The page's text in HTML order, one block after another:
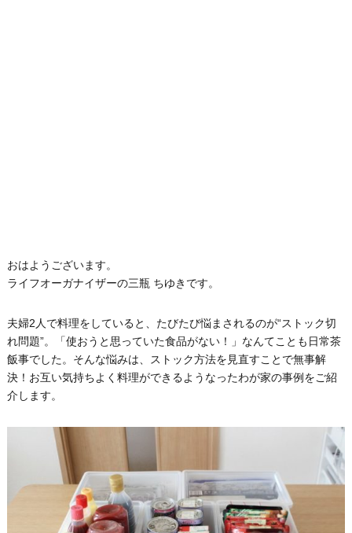
おはようございます。
ライフオーガナイザーの三瓶 ちゆきです。
夫婦2人で料理をしていると、たびたび悩まされるのが“ストック切
れ問題”。「使おうと思っていた食品がない！」なんてことも日常茶
飯事でした。そんな悩みは、ストック方法を見直すことで無事解
決！お互い気持ちよく料理ができるようなったわが家の事例をご紹
介します。